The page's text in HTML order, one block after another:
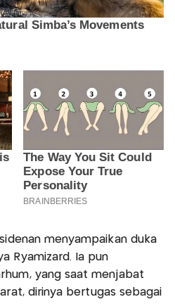
menyampaikan duka
Ryamizard. Ia pun
yang saat menjabat
dirinya bertugas sebagai